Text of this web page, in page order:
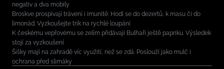
negativ a dva mobily
Broskve prospívají trávení i imunitě: Hodí se do dezertů, k masu či do
limonád. Vyzkoušejte trik na rychlé loupání
K českému vepřovému se zelím přidávají Bulhaři ještě papriku. Výsledek
stojí za vyzkoušení
Šišky mají na zahradě víc využití, než se zdá. Poslouží jako mulč i
ochrana před slimáky